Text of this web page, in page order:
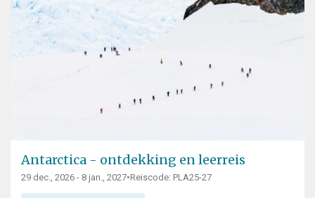
Antarctica - ontdekking en leerreis
29 dec., 2026 - 8 jan., 2027•Reiscode: PLA25-27